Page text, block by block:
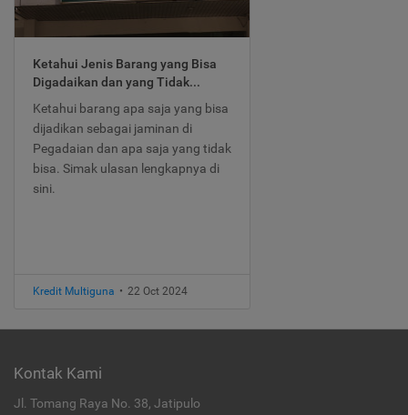
Ketahui Jenis Barang yang Bisa
Digadaikan dan yang Tidak...
Ketahui barang apa saja yang bisa
dijadikan sebagai jaminan di
Pegadaian dan apa saja yang tidak
bisa. Simak ulasan lengkapnya di
sini.
Kredit Multiguna • 22 Oct 2024
Kontak Kami
Jl. Tomang Raya No. 38, Jatipulo